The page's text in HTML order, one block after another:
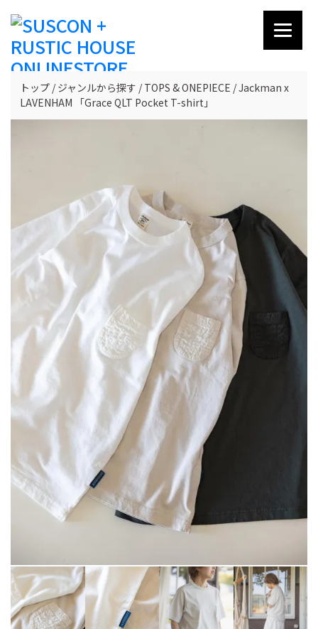
トップ ジャンルから探す TOPS & ONEPIECE Jackman x
LAVENHAM 「Grace QLT Pocket T-shirt」